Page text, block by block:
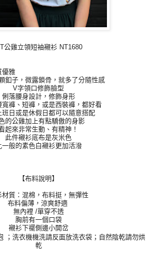
公雞立領短袖襯衫 NT1680
優雅
釦子，微露鎖骨，就多了分隨性感
V字領口修飾臉型
俐落腰身設計，修飾身形
寬褲、短褲，或是西裝褲，都好看
班日或是休假日都可以隨意搭配
的公雞加上有點驕傲的身影
起來非常生動、有精神！
此件襯衫底布是灰米色
一般的素色白襯衫更加活潑
【布料說明】
材質：混棉，布料挺，無彈性
布料偏薄，涼爽舒適
無內裡 /單穿不透
胸前有一個口袋
襯衫下襬側邊小開岔
；洗衣機機洗請反面放洗衣袋；自然陰乾請勿烘
乾